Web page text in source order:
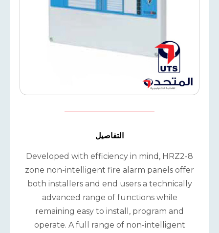
التفاصيل
Developed with efficiency in mind, HRZ2-8
zone non-intelligent fire alarm panels offer
both installers and end users a technically
advanced range of functions while
remaining easy to install, program and
operate. A full range of non-intelligent